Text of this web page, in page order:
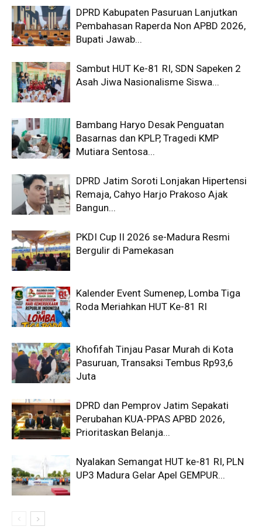
DPRD Kabupaten Pasuruan Lanjutkan
Pembahasan Raperda Non APBD 2026,
Bupati Jawab...
Sambut HUT Ke-81 RI, SDN Sapeken 2
Asah Jiwa Nasionalisme Siswa...
Bambang Haryo Desak Penguatan
Basarnas dan KPLP, Tragedi KMP
Mutiara Sentosa...
DPRD Jatim Soroti Lonjakan Hipertensi
Remaja, Cahyo Harjo Prakoso Ajak
Bangun...
PKDI Cup II 2026 se-Madura Resmi
Bergulir di Pamekasan
Kalender Event Sumenep, Lomba Tiga
Roda Meriahkan HUT Ke-81 RI
Khofifah Tinjau Pasar Murah di Kota
Pasuruan, Transaksi Tembus Rp93,6
Juta
DPRD dan Pemprov Jatim Sepakati
Perubahan KUA-PPAS APBD 2026,
Prioritaskan Belanja...
Nyalakan Semangat HUT ke-81 RI, PLN
UP3 Madura Gelar Apel GEMPUR...